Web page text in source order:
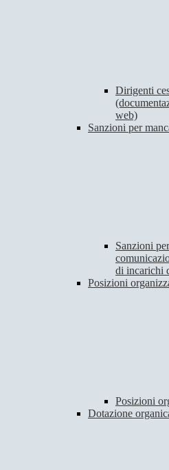
Dirigenti
web)
Sanzioni per
Sanzioni
di incarichi
Posizioni
Posizioni
Dotazione